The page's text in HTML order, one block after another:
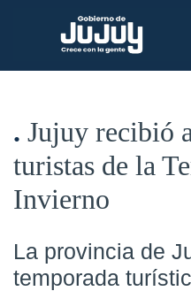
Jujuy recibió
turistas de la
Invierno
La provincia de
temporada